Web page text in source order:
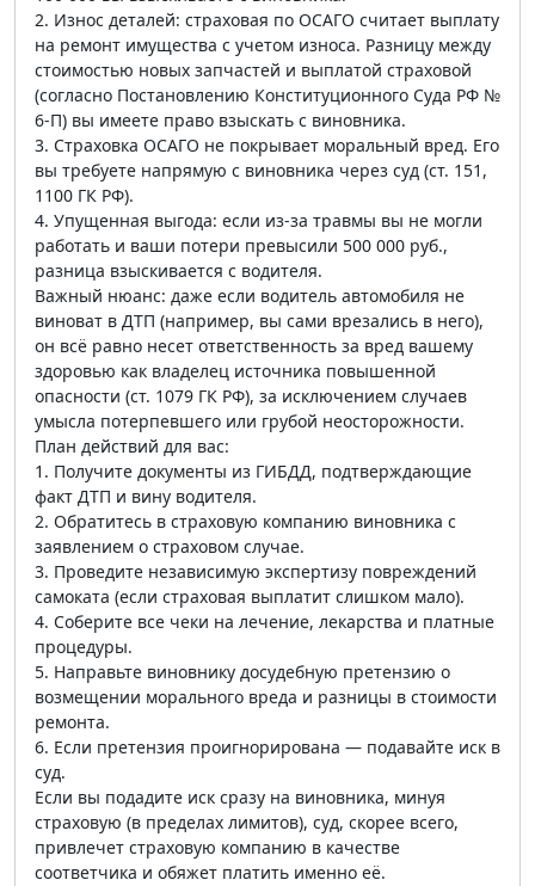
2. Износ деталей: страховая по ОСАГО считает выплату
на ремонт имущества с учетом износа. Разницу между
стоимостью новых запчастей и выплатой страховой
(согласно Постановлению Конституционного Суда РФ №
6-П) вы имеете право взыскать с виновника.
3. Страховка ОСАГО не покрывает моральный вред. Его
вы требуете напрямую с виновника через суд (ст. 151,
1100 ГК РФ).
4. Упущенная выгода: если из-за травмы вы не могли
работать и ваши потери превысили 500 000 руб.,
разница взыскивается с водителя.
Важный нюанс: даже если водитель автомобиля не
виноват в ДТП (например, вы сами врезались в него),
он всё равно несет ответственность за вред вашему
здоровью как владелец источника повышенной
опасности (ст. 1079 ГК РФ), за исключением случаев
умысла потерпевшего или грубой неосторожности.
План действий для вас:
1. Получите документы из ГИБДД, подтверждающие
факт ДТП и вину водителя.
2. Обратитесь в страховую компанию виновника с
заявлением о страховом случае.
3. Проведите независимую экспертизу повреждений
самоката (если страховая выплатит слишком мало).
4. Соберите все чеки на лечение, лекарства и платные
процедуры.
5. Направьте виновнику досудебную претензию о
возмещении морального вреда и разницы в стоимости
ремонта.
6. Если претензия проигнорирована — подавайте иск в
суд.
Если вы подадите иск сразу на виновника, минуя
страховую (в пределах лимитов), суд, скорее всего,
привлечет страховую компанию в качестве
соответчика и обяжет платить именно её.